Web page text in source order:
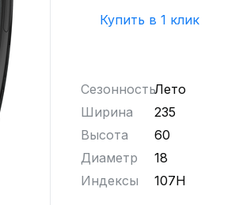
Купить в 1 клик
СезонностьЛето
Ширина
235
Высота
60
Диаметр
18
Индексы
107H